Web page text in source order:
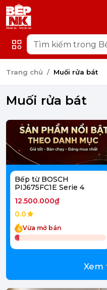
Trang chủ Muối rửa bát
Muối rửa bát
Bếp từ BOSCH
PIJ675FC1E Serie 4
12.500.000₫
0.0
Vừa mở bán
Xem